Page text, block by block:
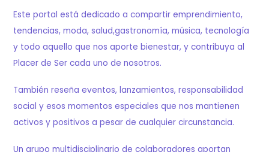
Este portal está dedicado a compartir emprendimiento,
tendencias, moda, salud,gastronomía, música, tecnología
y todo aquello que nos aporte bienestar, y contribuya al
Placer de Ser cada uno de nosotros.
También reseña eventos, lanzamientos, responsabilidad
social y esos momentos especiales que nos mantienen
activos y positivos a pesar de cualquier circunstancia.
Un grupo multidisciplinario de colaboradores aportan